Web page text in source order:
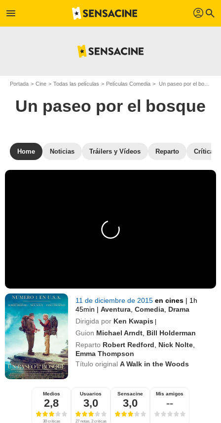
menu profil search
Portada Cine Todas las películas Películas Comedia Un paseo por el bosque
Un paseo por el bosque
Home Noticias Tráilers y Vídeos Reparto Críticas
11 de diciembre de 2015en cines | 1h
45min | Aventura ,Comedia Drama
Dirigida por Ken Kwapis |
Guion Michael Arndt Bill Holderman
Reparto Robert Redford Nick Nolte
Emma Thompson
Título originalA Walk in the Woods
Medios
2,8
30 críticas
Usuarios
3,0
27 notas, 2 críticas
Sensacine
3,0
Mis amigos
--